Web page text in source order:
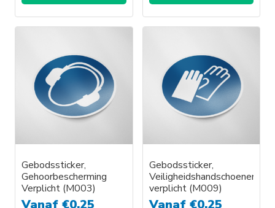
Gebodssticker,
Gehoorbescherming
Verplicht (M003)
Vanaf €0,25
Gebodssticker,
Veiligheidshandschoenen
verplicht (M009)
Vanaf €0,25